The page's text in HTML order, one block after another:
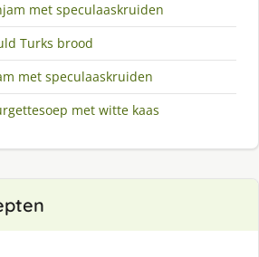
met speculaaskruiden
Turks brood
met speculaaskruiden
met witte kaas